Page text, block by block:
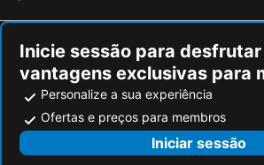
Inicie sessão para
vantagens exclusivas para
Personalize a sua experiência
Ofertas e preços para membros
Iniciar sessão